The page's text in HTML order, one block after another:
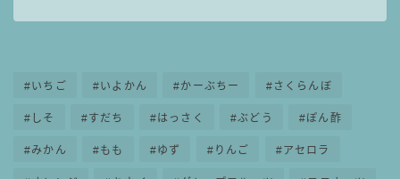
いちご いよかん かーぶちー さくらんぼ
しそ すだち はっさく ぶどう ぽん酢
みかん もも ゆず りんご アセロラ